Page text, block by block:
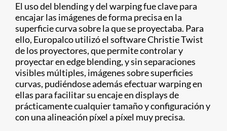
El uso del blending y del warping fue clave para
encajar las imágenes de forma precisa en la
superficie curva sobre la que se proyectaba. Para
ello, Europalco utilizó el software Christie Twist
de los proyectores, que permite controlar y
proyectar en edge blending, y sin separaciones
visibles múltiples, imágenes sobre superficies
curvas, pudiéndose además efectuar warping en
ellas para facilitar su encaje en displays de
prácticamente cualquier tamaño y configuración y
con una alineación píxel a píxel muy precisa.